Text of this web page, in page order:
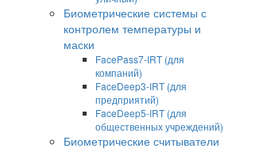
Биометрические системы с
контролем температуры и
маски
FacePass7-IRT (для
компаний)
FaceDeep3-IRT (для
предприятий)
FaceDeep5-IRT (для
общественных учреждений)
Биометрические считыватели